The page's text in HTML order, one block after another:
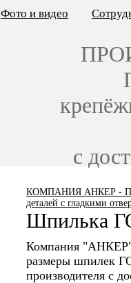
КОМПАНИЯ АНКЕР -
деталей с гладкими
Шпилька
Компания "АНКЕР"
размеры шпилек
производителя с
Фото и видео
с